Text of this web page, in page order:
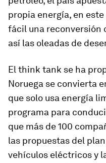
propia energía, en
fácil una reconversión
así las oleadas de
El think tank se ha
Noruega se convierta
que solo usa energía
programa para
que más de 100
las propuestas del
vehículos eléctricos y